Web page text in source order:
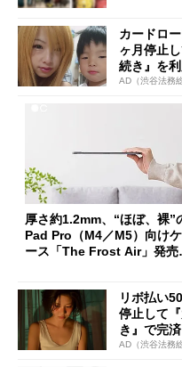
カードロ
ヶ月停止
続き』を利
AD（渋谷法務
厚さ約1.2mm、“ほぼ、裸”
Pad Pro（M4／M5）向けケ
ース「The Frost Air」発
リボ払い
停止して
き』で完済
AD（渋谷法務